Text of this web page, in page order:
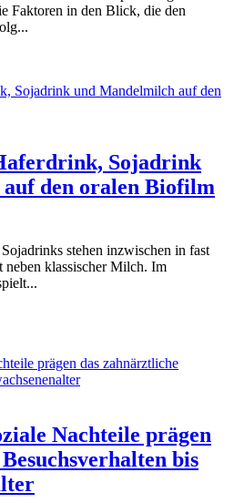
Faktoren in den Blick, die den
Sojadrink
den oralen Biofilm
stehen inzwischen in fast
neben klassischer Milch. Im
Nachteile prägen
bis